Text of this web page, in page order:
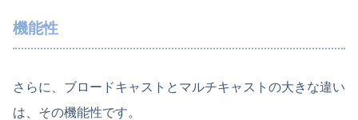
機能性
さらに、ブロードキャストとマルチキャストの大きな違い
は、その機能性です。